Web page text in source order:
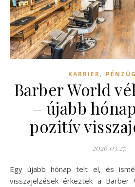
KARRIER,
Barber World
– újabb
pozitív
2026.03.27.
Egy újabb hónap telt el, és ismét megnéztük, milyen
visszajelzések érkeztek a Barber